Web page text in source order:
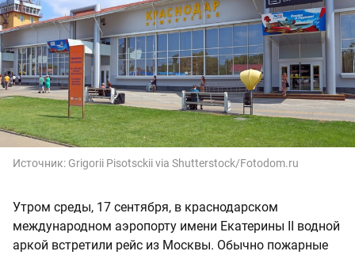
Источник: Grigorii Pisotsckii via Shutterstock/Fotodom.ru
Утром среды, 17 сентября, в краснодарском
международном аэропорту имени Екатерины II водной
аркой встретили рейс из Москвы. Обычно пожарные